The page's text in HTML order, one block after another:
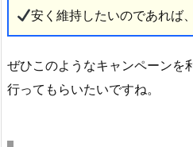
安く維持したいのであれば、
ぜひこのようなキャンペーンを
行ってもらいたいですね。